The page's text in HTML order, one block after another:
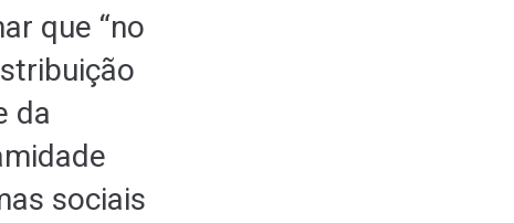
que “no
da
sociais